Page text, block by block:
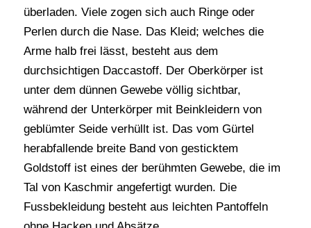
überladen. Viele zogen sich auch Ringe oder
Perlen durch die Nase. Das Kleid; welches die
Arme halb frei lässt, besteht aus dem
durchsichtigen Daccastoff. Der Oberkörper ist
unter dem dünnen Gewebe völlig sichtbar,
während der Unterkörper mit Beinkleidern von
geblümter Seide verhüllt ist. Das vom Gürtel
herabfallende breite Band von gesticktem
Goldstoff ist eines der berühmten Gewebe, die im
Tal von Kaschmir angefertigt wurden. Die
Fussbekleidung besteht aus leichten Pantoffeln